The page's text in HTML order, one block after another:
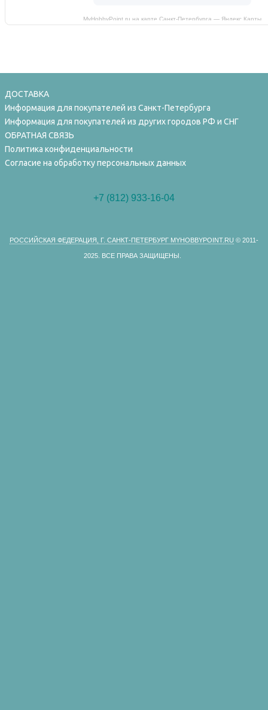
MyHobbyPoint.ru на карте Санкт‑Петербурга — Яндекс Карты
ДОСТАВКА
Информация для покупателей из Санкт-Петербурга
Информация для покупателей из других городов РФ и СНГ
ОБРАТНАЯ СВЯЗЬ
Политика конфиденциальности
Согласие на обработку персональных данных
+7 (812) 933-16-04
РОССИЙСКАЯ ФЕДЕРАЦИЯ, Г. САНКТ-ПЕТЕРБУРГ MYHOBBYPOINT.RU © 2011-
2025. ВСЕ ПРАВА ЗАЩИЩЕНЫ.